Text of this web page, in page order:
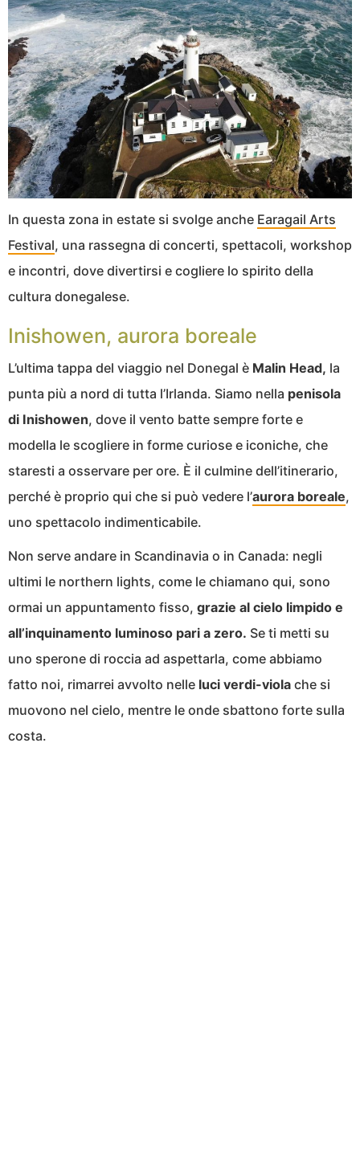
In questa zona in estate si svolge anche Earagail Arts
Festival, una rassegna di concerti, spettacoli, workshop
e incontri, dove divertirsi e cogliere lo spirito della
cultura donegalese.
Inishowen, aurora boreale
L’ultima tappa del viaggio nel Donegal è Malin Head, la
punta più a nord di tutta l’Irlanda. Siamo nella penisola
di Inishowen, dove il vento batte sempre forte e
modella le scogliere in forme curiose e iconiche, che
staresti a osservare per ore. È il culmine dell’itinerario,
perché è proprio qui che si può vedere l’aurora boreale,
uno spettacolo indimenticabile.
Non serve andare in Scandinavia o in Canada: negli
ultimi le northern lights, come le chiamano qui, sono
ormai un appuntamento fisso, grazie al cielo limpido e
all’inquinamento luminoso pari a zero. Se ti metti su
uno sperone di roccia ad aspettarla, come abbiamo
fatto noi, rimarrei avvolto nelle luci verdi-viola che si
muovono nel cielo, mentre le onde sbattono forte sulla
costa.